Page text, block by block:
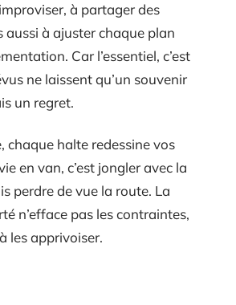
à partager des
aussi à ajuster chaque plan
Car l’essentiel, c’est
ne laissent qu’un souvenir
un regret.
chaque halte redessine vos
en van, c’est jongler avec la
perdre de vue la route. La
n’efface pas les contraintes,
les apprivoiser.